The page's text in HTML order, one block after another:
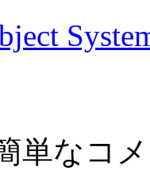
単なコ